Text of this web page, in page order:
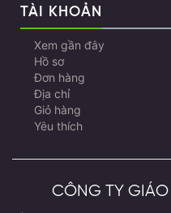
TÀI KHOẢN
Xem gần đây
Hồ sơ
Đơn hàng
Địa chỉ
Giỏ hàng
Yêu thích
CÔNG TY